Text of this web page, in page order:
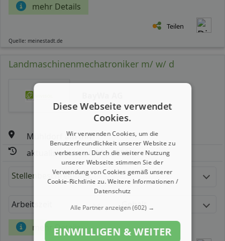
mehr Details
Teilen
Quelle: meinestadt.de
Landmaschinenmechatroniker m/ w/ d
Mühldorf am Inn
aktualisiert seit: 07.08.2026
Stellenbeschreibung:
Arbeitszeit Gehalt
mehr Details
Diese Webseite verwendet
Cookies.
Wir verwenden Cookies, um die
Benutzerfreundlichkeit unserer Website zu
verbessern. Durch die weitere Nutzung
unserer Webseite stimmen Sie der
Verwendung von Cookies gemäß unserer
Cookie-Richtlinie zu.Weitere Informationen /
Datenschutz
Alle Partner anzeigen(602) →
EINWILLIGEN & WEITER